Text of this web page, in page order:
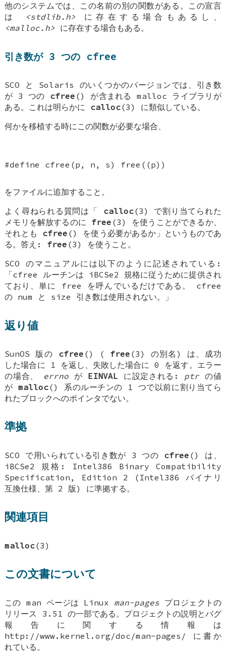
他のシステムでは、この名前の別の関数がある。この宣言
は
<stdlib.h> に存在する場合もあるし、
<malloc.h> に存在する場合もある。
引き数が 3 つの cfree
SCO と Solaris のいくつかのバージョンでは、引き数
が 3 つの cfree () が含まれる malloc ライブラリが
ある。これは明らかに calloc(3) に類似している。
何かを移植する時にこの関数が必要な場合、
#define cfree(p, n, s) free((p))
をファイルに追加すること。
よく尋ねられる質問は「 calloc(3) で割り当てられた
メモリを解放するのに free (3) を使うことができるか、
それとも cfree () を使う必要があるか」というものであ
る。答え: free (3) を使うこと。
SCO のマニュアルには以下のように記述されている:
「cfree ルーチンは iBCSe2 規格に従うために提供され
ており、単に free を呼んでいるだけである。 cfree
の num と size 引き数は使用されない。」
返り値
SunOS 版の cfree () ( free (3) の別名) は、成功
した場合に 1 を返し、失敗した場合に 0 を返す。エラー
の場合、 errno が EINVAL に設定される: ptrの値
がmalloc() 系のルーチンの 1 つで以前に割り当てら
れたブロックへのポインタでない。
準拠
SCO で用いられている引き数が 3 つの cfree () は、
iBCSe2 規格: Intel386 Binary Compatibility
Specification, Edition 2 (Intel386 バイナリ
互換仕様、第 2 版) に準拠する。
関連項目
malloc(3)
この文書について
この man ページは Linux man-pages プロジェクトの
リリース 3.51 の一部である。プロジェクトの説明とバグ
報告に関する情報は
http://www.kernel.org/doc/man-pages/ に書か
れている。